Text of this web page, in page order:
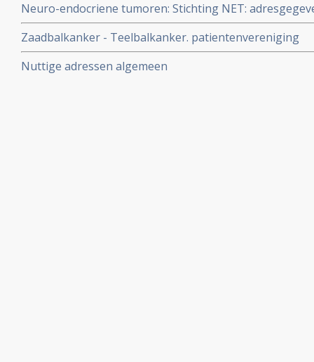
Neuro-endocriene tumoren: Stichting NET:
voor patienten met neuro-endocriene tumoren
Zaadbalkanker - Teelbalkanker. patientenvereniging
Nuttige adressen algemeen